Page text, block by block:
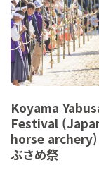
Koyama
Festival
horse archery)
ぶさめ祭